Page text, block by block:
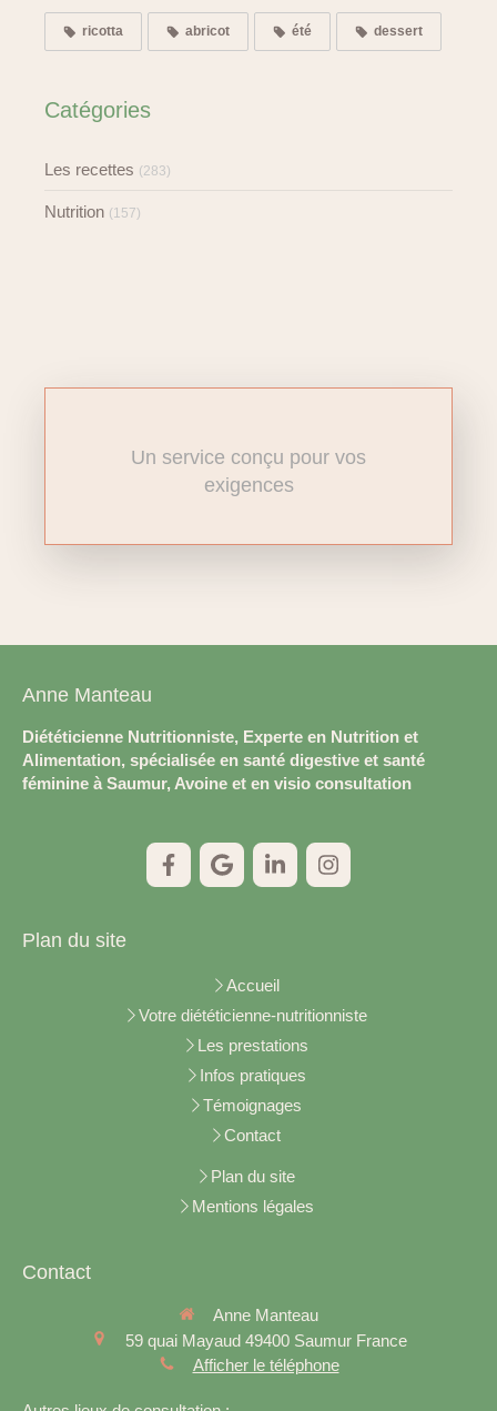
ricotta abricot été dessert
Catégories
Les recettes (283)
Nutrition (157)
Un service conçu pour vos
exigences
Anne Manteau
Diététicienne Nutritionniste, Experte en Nutrition et
Alimentation, spécialisée en santé digestive et santé
féminine à Saumur, Avoine et en visio consultation
Plan du site
Accueil
Votre diététicienne-nutritionniste
Les prestations
Infos pratiques
Témoignages
Contact
Plan du site
Mentions légales
Contact
Anne Manteau
59 quai Mayaud 49400 Saumur France
Afficher le téléphone